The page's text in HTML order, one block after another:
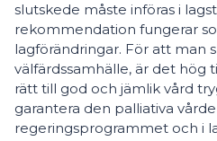
slutskede måste införas i
rekommendation fungerar
lagförändringar. För att man
välfärdssamhälle, är det hög
rätt till god och jämlik vård
garantera den palliativa
regeringsprogrammet och i